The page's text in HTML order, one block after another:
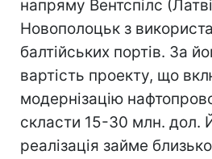
напряму Вентспілс
Новополоцьк з
балтійських портів. За
вартість проекту, що
модернізацію
скласти 15-30 млн. дол.
реалізація займе